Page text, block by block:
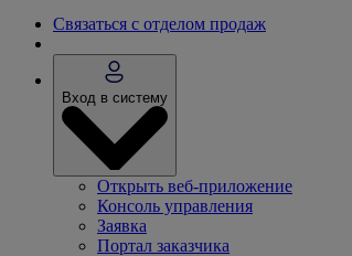
Связаться с отделом продаж
Вход в систему
Открыть веб-приложение
Консоль управления
Заявка
Портал заказчика